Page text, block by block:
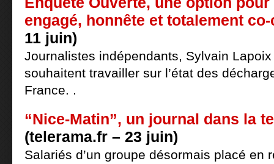
engagé, honnête et totalement
11 juin)
Journalistes indépendants, Sylvain
souhaitent travailler sur l’état des
France. .
“Nice-Matin”, un journal dans la
(telerama.fr – 23 juin)
Salariés d’un groupe désormais placé en